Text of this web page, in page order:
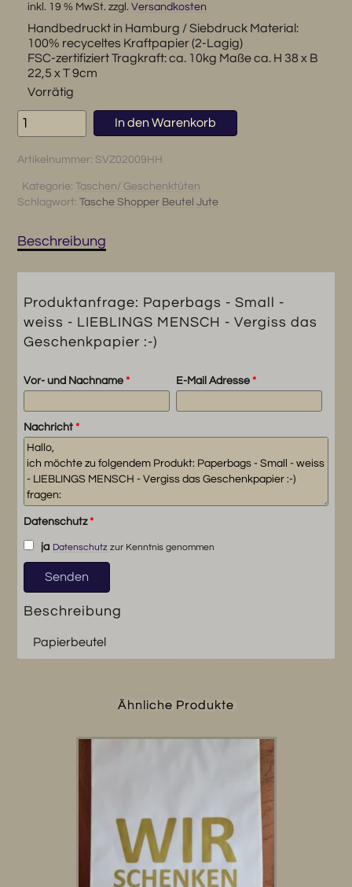
inkl. 19 % MwSt. zzgl. Versandkosten
Handbedruckt in Hamburg / Siebdruck Material:
100% recyceltes Kraftpapier (2-Lagig)
FSC-zertifiziert Tragkraft: ca. 10kg Maße ca. H 38 x B
22,5 x T 9cm
Vorrätig
Paperbags
-
Small
weiss
-
MENSCH
Vergiss
Geschenkpapier
:-)
Menge
In den Warenkorb
Artikelnummer: SVZ02009HH
Kategorie: Taschen/ Geschenktüten
Schlagwort:Tasche Shopper Beutel Jute
Beschreibung
Produktanfrage: Paperbags - Small -
weiss - LIEBLINGS MENSCH - Vergiss das
Geschenkpapier :-)
Vor- und Nachname* E-Mail Adresse *
Nachricht*
Datenschutz*
ja Datenschutz zur Kenntnis genommen
Beschreibung
Papierbeutel
Ähnliche Produkte